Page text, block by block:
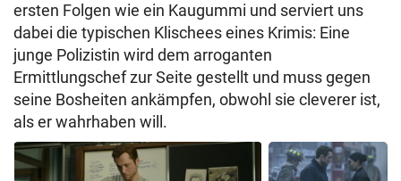
ersten Folgen wie ein Kaugummi und serviert uns
dabei die typischen Klischees eines Krimis: Eine
junge Polizistin wird dem arroganten
Ermittlungschef zur Seite gestellt und muss gegen
seine Bosheiten ankämpfen, obwohl sie cleverer ist,
als er wahrhaben will.